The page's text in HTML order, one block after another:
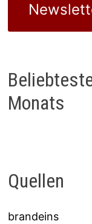
Monats
Quellen
brandeins